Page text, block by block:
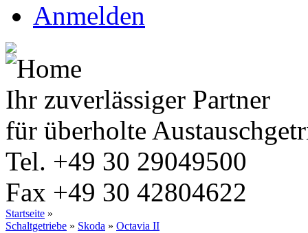
Anmelden
Ihr zuverlässiger Partner
für überholte
Tel. +49 30 29049500
Fax +49 30 42804622
Startseite »
Schaltgetriebe » Skoda » Octavia II